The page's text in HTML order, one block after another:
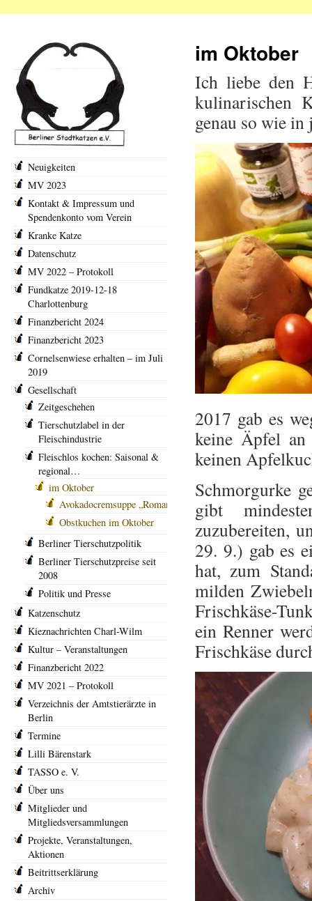
im Oktober
Ich liebe den
kulinarischen
genau so wie in
2017 gab es
keine Äpfel
keinen
Schmorgurke
gibt
zuzubereiten,
29. 9.) gab es
hat, zum
milden
Frischkäse-
ein Renner
Frischkäse
Neuigkeiten
MV 2023
Kontakt & Impressum und
Spendenkonto vom Verein
Kranke Katze
Datenschutz
MV 2022 – Protokoll
Fundkatze 2019-12-18
Charlottenburg
Finanzbericht 2024
Finanzbericht 2023
Cornelsenwiese erhalten – im Juli
2019
Gesellschaft
Zeitgeschehen
Tierschutzlabel in der
Fleischindustrie
Fleischlos kochen: Saisonal &
regional…
im Oktober
Avokadocremsuppe „Roman“
Obstkuchen im Oktober
Berliner Tierschutzpolitik
Berliner Tierschutzpreise seit
2008
Politik und Presse
Katzenschutz
Kieznachrichten Charl-Wilm
Kultur – Veranstaltungen
Finanzbericht 2022
MV 2021 – Protokoll
Verzeichnis der Amtstierärzte in
Berlin
Termine
Lilli Bärenstark
TASSO e. V.
Über uns
Mitglieder und
Mitgliedsversammlungen
Projekte, Veranstaltungen,
Aktionen
Beitrittserklärung
Archiv